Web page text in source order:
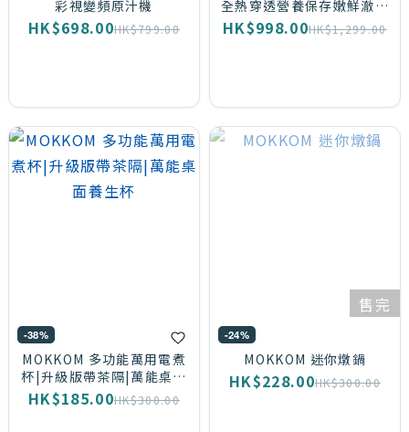
Mokkom
(1)
看
更
彩視變頻原汁機
HK$698.00HK$799.00
全熱穿透營養保存嫩鮮澈脂
多功能高端養生料理鍋
HK$998.00HK$1,299.00
-38%
MOKKOM 多功能萬用電煮
杯|升級版帶茶隔|萬能桌面
養生杯
HK$185.00HK$300.00
售完
-24%
MOKKOM 迷你燉鍋
HK$228.00HK$300.00